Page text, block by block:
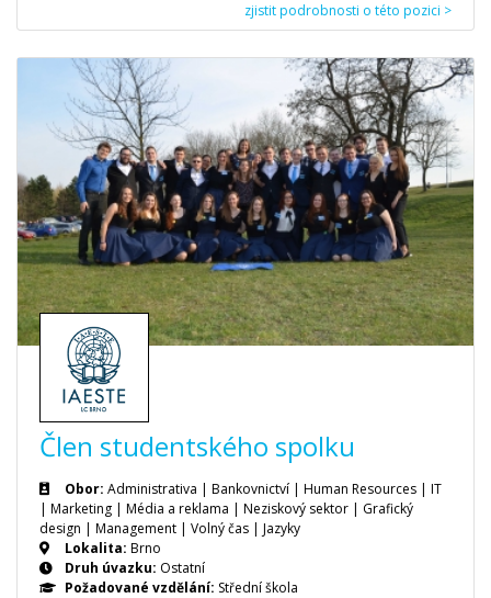
zjistit podrobnosti o této pozici >
Člen studentského spolku
Obor: Administrativa | Bankovnictví | Human Resources | IT
| Marketing | Média a reklama | Neziskový sektor | Grafický
design | Management | Volný čas | Jazyky
Lokalita: Brno
Druh úvazku: Ostatní
Požadované vzdělání: Střední škola